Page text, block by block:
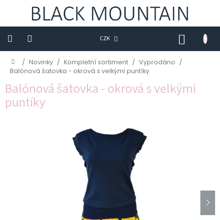
CZK
KOŠÍK
Novinky
Sukně
Domů
/ Novinky / Kompletní sortiment / Vyprodáno /
Balónová šatovka - okrová s velkými puntíky
Balónová šatovka - okrová s velkými
puntíky